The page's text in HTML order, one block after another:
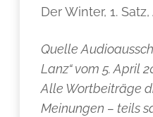
Der Winter, 1.
Quelle
Lanz“ vom 5. April
Alle Wortbeiträge
Meinungen – teils